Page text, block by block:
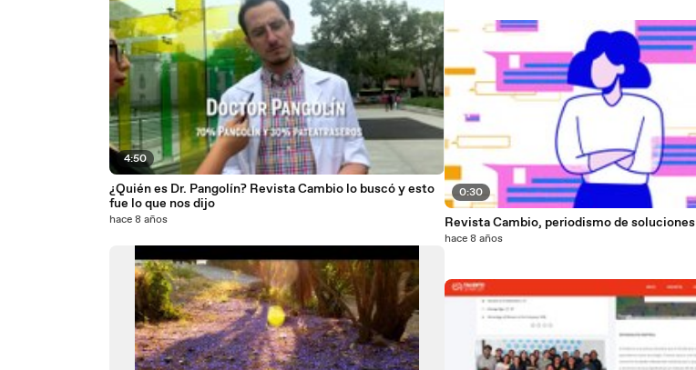
4:50
¿Quién es Dr. Pangolín? Revista Cambio lo buscó y esto
fue lo que nos dijo
hace 8 años
0:30
Revista Cambio, periodismo de soluciones
hace 8 años